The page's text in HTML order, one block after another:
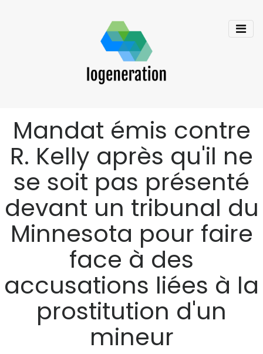
Mandat émis contre
R. Kelly après qu'il ne
se soit pas présenté
devant un tribunal du
Minnesota pour faire
face à des
accusations liées à la
prostitution d'un
mineur